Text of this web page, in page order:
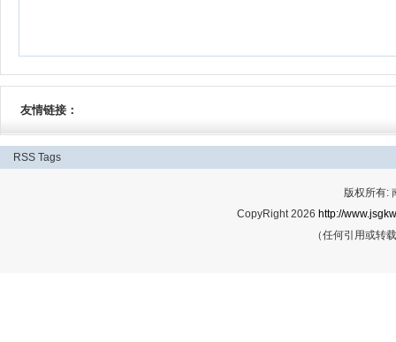
友情链接：
RSS Tags
版权所有:
CopyRight 2026 http://
（任何引用或转